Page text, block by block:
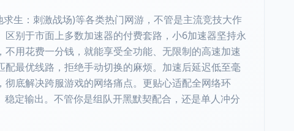
生：刺激战场)等各类热门网游，不管是主流竞技大作
别于市面上多数加速器的付费套路，小6加速器坚持永
用花费一分钱，就能享受全功能、无限制的高速加速
最优线路，拒绝手动切换的麻烦。加速后延迟低至毫
底解决跨服游戏的网络痛点。更贴心适配全网络环
定输出。不管你是组队开黑默契配合，还是单人冲分